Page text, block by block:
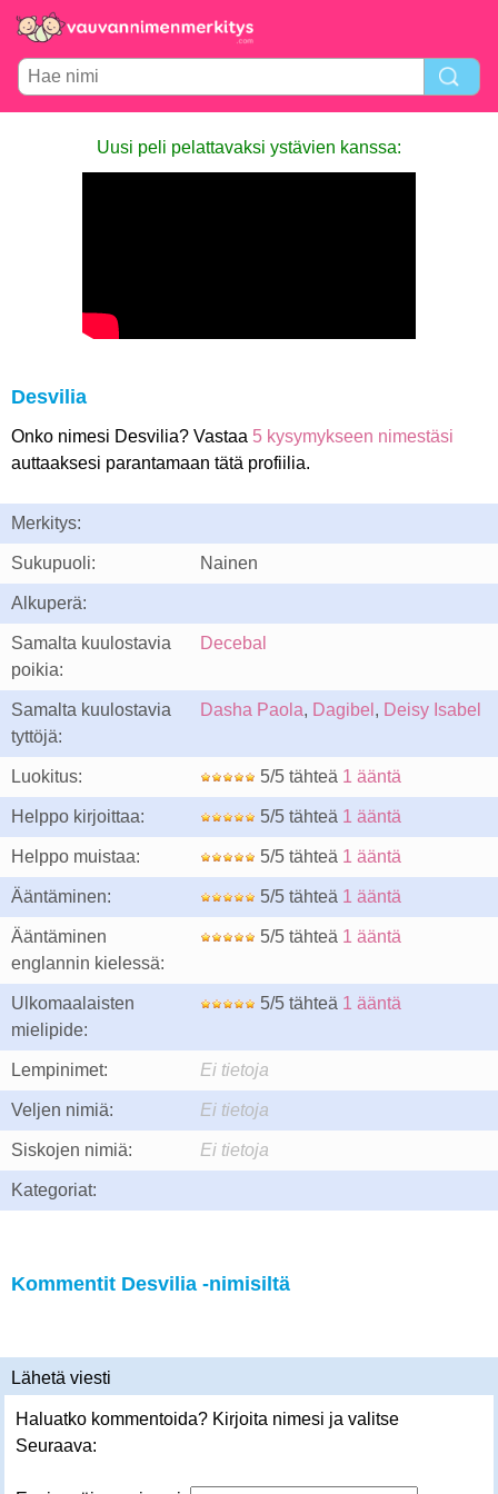
Uusi peli pelattavaksi ystävien kanssa:
Desvilia
Onko nimesi Desvilia? Vastaa 5 kysymykseen nimestäsi
auttaaksesi parantamaan tätä profiilia.
Merkitys:
Sukupuoli: Nainen
Alkuperä:
Samalta kuulostavia
poikia:
Decebal
Samalta kuulostavia
tyttöjä:
Dasha Paola, Dagibel , Deisy Isabel
Luokitus: 5/5 tähteä 1 ääntä
Helppo kirjoittaa: 5/5 tähteä 1 ääntä
Helppo muistaa: 5/5 tähteä 1 ääntä
Ääntäminen: 5/5 tähteä 1 ääntä
Ääntäminen
englannin kielessä:
5/5 tähteä 1 ääntä
Ulkomaalaisten
mielipide:
5/5 tähteä 1 ääntä
Lempinimet: Ei tietoja
Veljen nimiä: Ei tietoja
Siskojen nimiä: Ei tietoja
Kategoriat:
Kommentit Desvilia -nimisiltä
Lähetä viesti
Haluatko kommentoida? Kirjoita nimesi ja valitse
Seuraava: